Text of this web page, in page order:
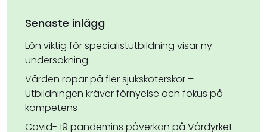
Senaste inlägg
Lön viktig för specialistutbildning visar ny
undersökning
Vården ropar på fler sjuksköterskor –
Utbildningen kräver förnyelse och fokus på
kompetens
Covid- 19 pandemins påverkan på Vårdyrket